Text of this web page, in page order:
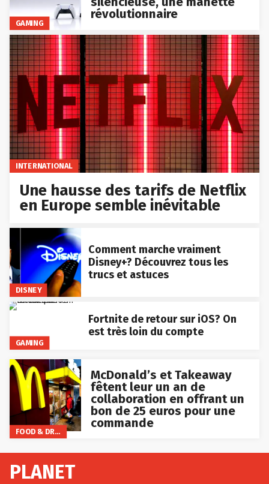
GAMING
révolutionnaire
INTERNATIONAL
Une hausse des tarifs de Netflix
en Europe semble inévitable
DISNEY
Comment marche vraiment
Disney+? Découvrez tous les
trucs et astuces
GAMING
Fortnite de retour sur iOS? On
est très loin du compte
FOOD & DRINKS
McDonald’s et Takeaway
fêtent leur un an de
collaboration en offrant un
bon de 25 euros pour une
commande
PLANET